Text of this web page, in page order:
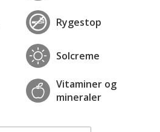
Rygestop
Solcreme
Vitaminer og
mineraler